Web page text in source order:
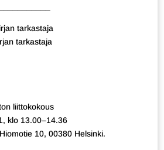
tarkastaja
tarkastaja
liittokokous
klo 13.00–14.36
10, 00380 Helsinki.